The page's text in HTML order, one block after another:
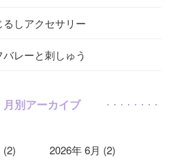
るしアクセサリー
バレーと刺しゅう
月別アーカイブ
(2)
2026年 6月 (2)